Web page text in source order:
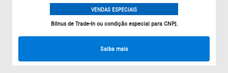
VENDAS ESPECIAIS
Bônus de Trade-In ou condição especial para CNPJ.
Saiba mais